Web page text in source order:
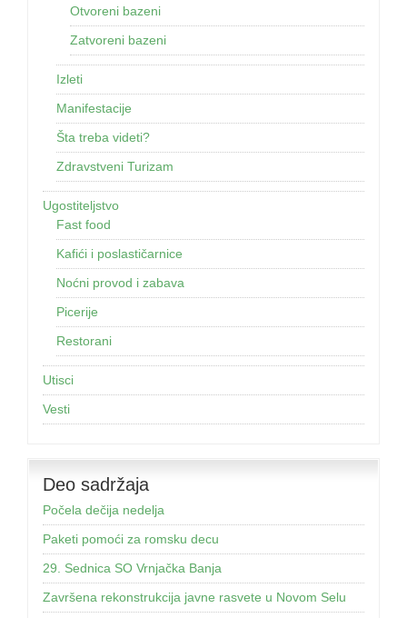
Otvoreni bazeni
Zatvoreni bazeni
Izleti
Manifestacije
Šta treba videti?
Zdravstveni Turizam
Ugostiteljstvo
Fast food
Kafići i poslastičarnice
Noćni provod i zabava
Picerije
Restorani
Utisci
Vesti
Deo sadržaja
Počela dečija nedelja
Paketi pomoći za romsku decu
29. Sednica SO Vrnjačka Banja
Završena rekonstrukcija javne rasvete u Novom Selu